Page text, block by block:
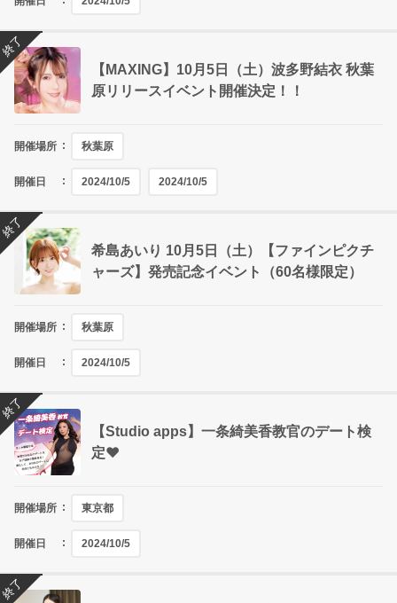
【MAXING】10月5日（土）波多野結衣 秋葉
原リリースイベント開催決定！！
開催場所 秋葉原
開催日 2024/10/5 2024/10/5
終了
希島あいり 10月5日（土）【ファインピクチ
ャーズ】発売記念イベント（60名様限定）
開催場所 秋葉原
開催日 2024/10/5
終了
【Studio apps】一条綺美香教官のデート検
定❤
開催場所 東京都
開催日 2024/10/5
終了
終了